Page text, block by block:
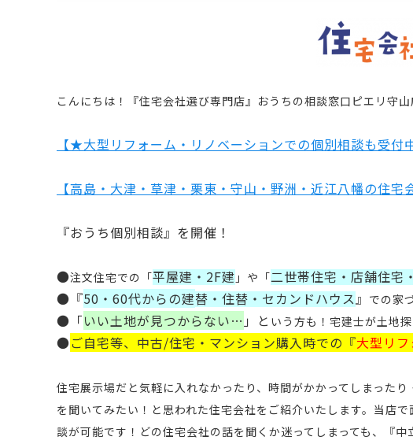
こんにちは！ 『住宅会社選び専門店』おうちの相談窓口ピエリ守山
【★大型リフォーム・リノベーションでの個別相談も受付
【高島・大津・草津・栗東・守山・野洲・近江八幡の住宅
『おうち個別相談』を開催！
●注文住宅での 「平屋建・2F建 」 や 「二世帯住宅・店舗住宅
●『50・60代からの建替・住替・セカンドハウス 』 での家
●「いい土地が見つからない… 」 と いう方も！宅建士が土地
●ご自宅等、中古/住宅・マンション購入時での 『大型リ
住宅展示場だと気軽に入れなかったり、時間がかかってしまった
を聞いてみたい！と思われた住宅会社をご紹介いたします。当店
談が可能です！どの住宅会社の話を聞くか迷ってしまっても、『